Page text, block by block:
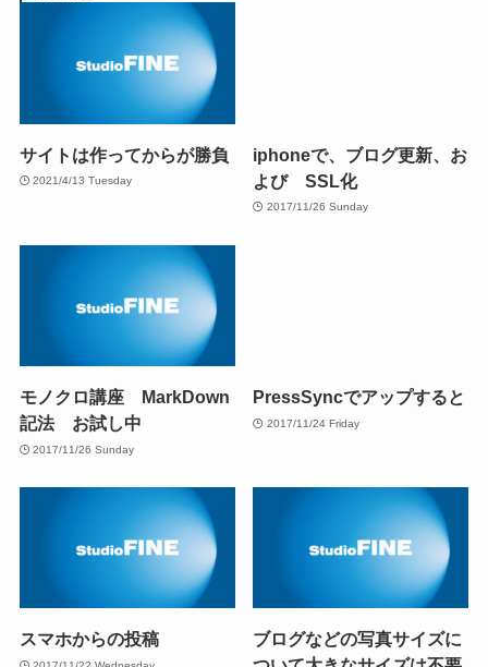
サイトは作ってからが勝負
2021/4/13 Tuesday
iphoneで、ブログ更新、お
よび SSL化
2017/11/26 Sunday
モノクロ講座 MarkDown
記法 お試し中
2017/11/26 Sunday
PressSyncでアップすると
2017/11/24 Friday
スマホからの投稿
ブログなどの写真サイズに